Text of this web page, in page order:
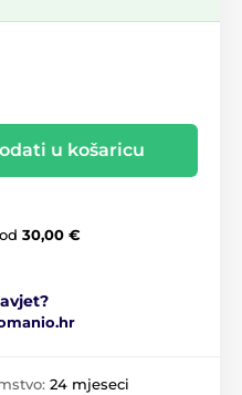
u košaricu
od 30,00 €
24 mjeseci